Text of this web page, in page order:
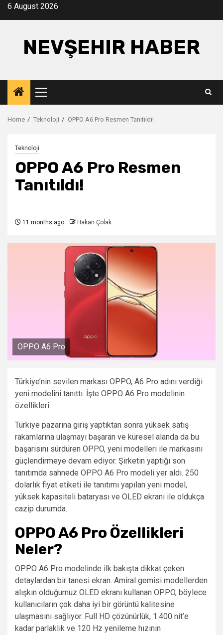
Skip6 August 2026
NEVŞEHIR HABER
Primary
Menu
Home Teknoloji OPPO A6 Pro Resmen Tanıtıldı!
Teknoloji
OPPO A6 Pro Resmen
Tanıtıldı!
11 months ago Hakan Çolak
OPPO A6 Pro
Türkiye’nin sevilen markası OPPO, A6 Pro adını verdiği
yeni modelini tanıttı. İşte OPPO A6 Pro modelinin
özellikleri.
Türkiye pazarına giriş yaptıktan sonra yüksek satış
rakamlarına ulaşmayı başaran ve küresel alanda da bu
başarısını sürdüren OPPO, yeni modelleri ile markasını
güçlendirmeye devam ediyor. Şirketin yaptığı son
tanıtımda sahnede OPPO A6 Pro modeli yer aldı. 250
dolarlık fiyat etiketi ile tanıtımı yapılan yeni model,
yüksek kapasiteli bataryası ve OLED ekranı ile oldukça
cazip durumda.
OPPO A6 Pro Özellikleri
Neler?
OPPO A6 Pro modelinde ilk bakışta dikkat çeken
detaylardan bir tanesi ekran. Amiral gemisi modellerden
alışkın olduğumuz OLED ekranı kullanan OPPO, böylece
kullanıcıların çok daha iyi bir görüntü kalitesine
ulaşmasını sağlıyor. Full HD çözünürlük, 1.400 nit’e
kadar parlaklık ve 120 Hz yenileme hızının